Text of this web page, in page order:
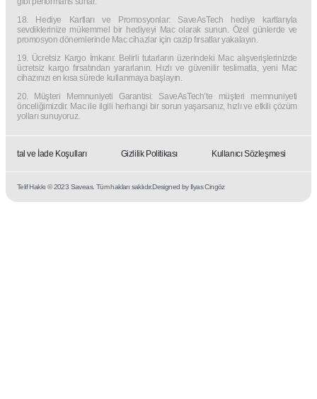
18. Hediye Kartları ve Promosyonlar: SaveAsTech hediye kartlarıyla
sevdiklerinize mükemmel bir hediyeyi Mac olarak sunun. Özel günlerde ve
promosyon dönemlerinde Mac cihazlar için cazip fırsatlar yakalayın.
19. Ücretsiz Kargo İmkanı: Belirli tutarların üzerindeki Mac alışverişlerinizde
ücretsiz kargo fırsatından yararlanın. Hızlı ve güvenilir teslimatla, yeni Mac
cihazınızı en kısa sürede kullanmaya başlayın.
20. Müşteri Memnuniyeti Garantisi: SaveAsTech’te müşteri memnuniyeti
önceliğimizdir. Mac ile ilgili herhangi bir sorun yaşarsanız, hızlı ve etkili çözüm
yolları sunuyoruz.
İptal ve İade Koşulları Gizlilik Politikası Kullanıcı Sözleşmesi
Telif Hakkı © 2023 Saveas. Tüm hakları saklıdır.Designed by Ilyas Cingöz